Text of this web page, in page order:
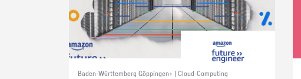
Baden-Württemberg Göppingen+ | Cloud-Computing